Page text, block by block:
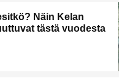
Näin Kelan
tästä vuodesta